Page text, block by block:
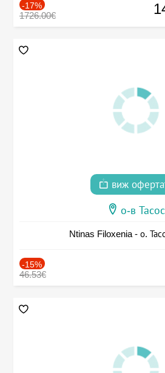
-17%
1726.00€
виж
о-в Тасос
Ntinas Filoxenia - о.
-15%
46.53€